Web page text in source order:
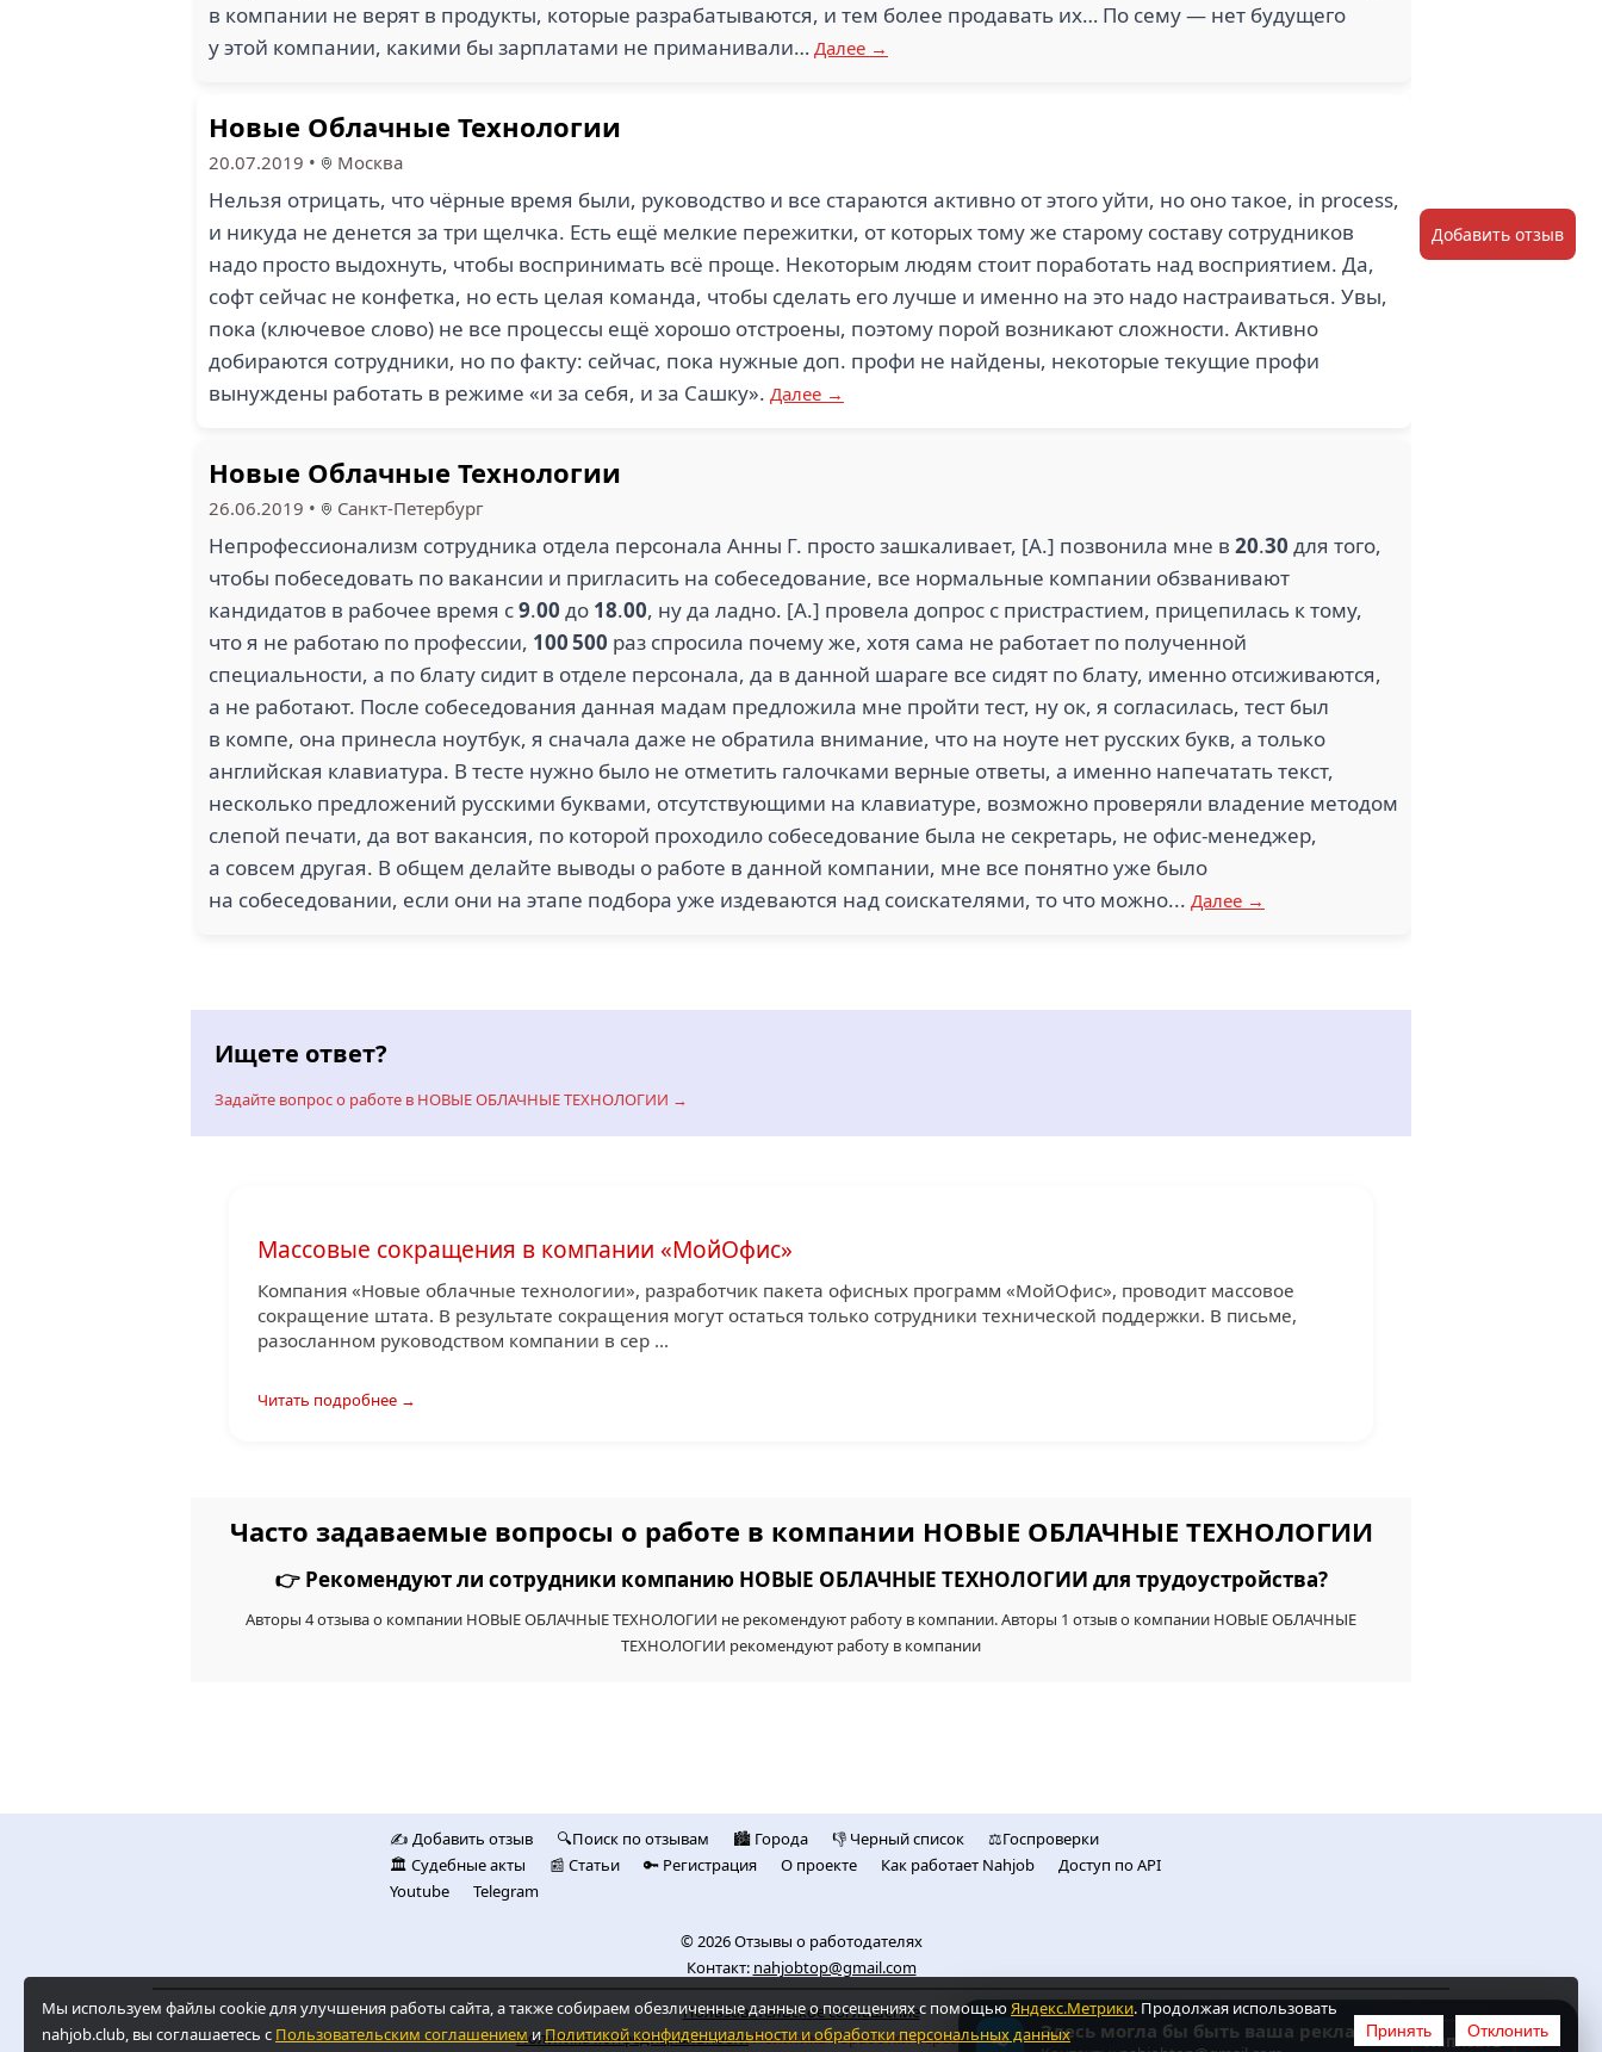
в компании не верят в продукты, которые разрабатываются, и тем более продавать их… По сему — нет будущего
у этой компании, какими бы зарплатами не приманивали… Далее →
Новые Облачные Технологии
20.07.2019 • Москва
Нельзя отрицать, что чёрные время были, руководство и все стараются активно от этого уйти, но оно такое, in process,
и никуда не денется за три щелчка. Есть ещё мелкие пережитки, от которых тому же старому составу сотрудников
надо просто выдохнуть, чтобы воспринимать всё проще. Некоторым людям стоит поработать над восприятием. Да,
софт сейчас не конфетка, но есть целая команда, чтобы сделать его лучше и именно на это надо настраиваться. Увы,
пока (ключевое слово) не все процессы ещё хорошо отстроены, поэтому порой возникают сложности. Активно
добираются сотрудники, но по факту: сейчас, пока нужные доп. профи не найдены, некоторые текущие профи
вынуждены работать в режиме «и за себя, и за Сашку». Далее →
Новые Облачные Технологии
26.06.2019 • Санкт-Петербург
Непрофессионализм сотрудника отдела персонала Анны Г. просто зашкаливает, [А.] позвонила мне в 20.30 для того,
чтобы побеседовать по вакансии и пригласить на собеседование, все нормальные компании обзванивают
кандидатов в рабочее время с9.00 до 18.00, ну да ладно. [А.] провела допрос с пристрастием, прицепилась к тому,
что я не работаю по профессии, 100 500 раз спросила почему же, хотя сама не работает по полученной
специальности, а по блату сидит в отделе персонала, да в данной шараге все сидят по блату, именно отсиживаются,
а не работают. После собеседования данная мадам предложила мне пройти тест, ну ок, я согласилась, тест был
в компе, она принесла ноутбук, я сначала даже не обратила внимание, что на ноуте нет русских букв, а только
английская клавиатура. В тесте нужно было не отметить галочками верные ответы, а именно напечатать текст,
несколько предложений русскими буквами, отсутствующими на клавиатуре, возможно проверяли владение методом
слепой печати, да вот вакансия, по которой проходило собеседование была не секретарь, не офис-менеджер,
а совсем другая. В общем делайте выводы о работе в данной компании, мне все понятно уже было
на собеседовании, если они на этапе подбора уже издеваются над соискателями, то что можно... Далее →
Ищете ответ?
Задайте вопрос о работе в НОВЫЕ ОБЛАЧНЫЕ ТЕХНОЛОГИИ →
Массовые сокращения в компании «МойОфис»
Компания «Новые облачные технологии», разработчик пакета офисных программ «МойОфис», проводит массовое
сокращение штата. В результате сокращения могут остаться только сотрудники технической поддержки. В письме,
разосланном руководством компании в сер ...
Читать подробнее →
Часто задаваемые вопросы о работе в компании НОВЫЕ ОБЛАЧНЫЕ ТЕХНОЛОГИИ
👉 Рекомендуют ли сотрудники компанию НОВЫЕ ОБЛАЧНЫЕ ТЕХНОЛОГИИ для трудоустройства?
Авторы 4 отзыва о компании НОВЫЕ ОБЛАЧНЫЕ ТЕХНОЛОГИИ не рекомендуют работу в компании. Авторы 1 отзыв о компании НОВЫЕ ОБЛАЧНЫЕ
ТЕХНОЛОГИИ рекомендуют работу в компании
✍️ Добавить отзыв 🔍Поиск по отзывам 🏙️ Городa 👎 Черный список
⚖️Госпроверки
🏛️ Судебные акты
📰 Статьи 🔑 Регистрация О проекте Как работает Nahjob
Доступ по API
Youtube
Telegram
© 2026Отзывы о работодателях
Контакт: nahjobtop@gmail.com
Пользовательское соглашение
Политика конфедициальностиПолитика обработки персональных данных
Добавить отзыв
Мы используем файлы cookie для улучшения работы сайта, а также собираем обезличенные данные о посещениях с помощьюЯндекс.Метрики. Продолжая использовать
nahjob.club, вы соглашаетесь с Пользовательским соглашениемиПолитикой конфиденциальности и обработки персональных данных Принять Отклонить
📢 Здесь могла бы быть ваша реклама Написать ×